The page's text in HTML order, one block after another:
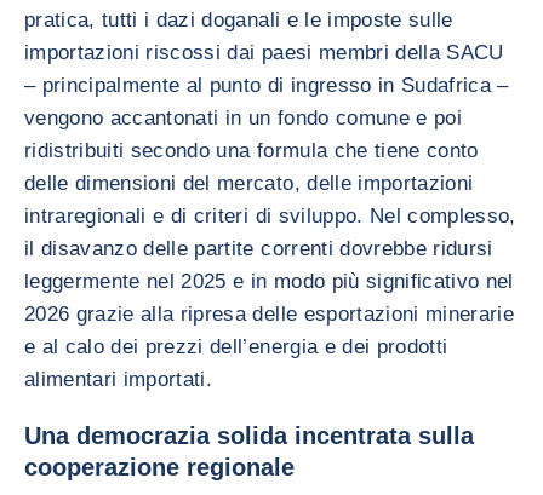
pratica, tutti i dazi doganali e le imposte sulle
importazioni riscossi dai paesi membri della SACU
– principalmente al punto di ingresso in Sudafrica –
vengono accantonati in un fondo comune e poi
ridistribuiti secondo una formula che tiene conto
delle dimensioni del mercato, delle importazioni
intraregionali e di criteri di sviluppo. Nel complesso,
il disavanzo delle partite correnti dovrebbe ridursi
leggermente nel 2025 e in modo più significativo nel
2026 grazie alla ripresa delle esportazioni minerarie
e al calo dei prezzi dell’energia e dei prodotti
alimentari importati.
Una democrazia solida incentrata sulla
cooperazione regionale